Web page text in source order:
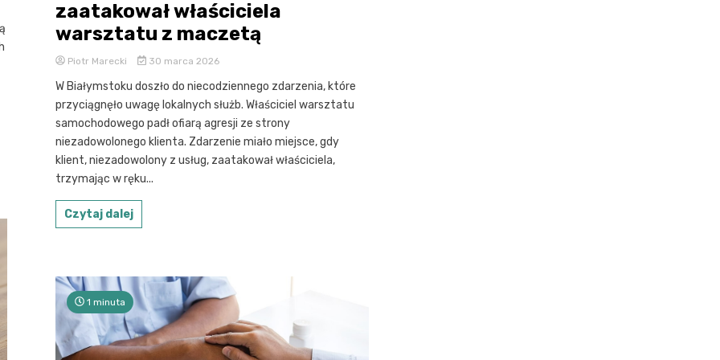
zaatakował właściciela
warsztatu z maczetą
Piotr Marecki 30 marca 2026
W Białymstoku doszło do niecodziennego zdarzenia, które
przyciągnęło uwagę lokalnych służb. Właściciel warsztatu
samochodowego padł ofiarą agresji ze strony
niezadowolonego klienta. Zdarzenie miało miejsce, gdy
klient, niezadowolony z usług, zaatakował właściciela,
trzymając w ręku...
Czytaj dalej
1 minuta